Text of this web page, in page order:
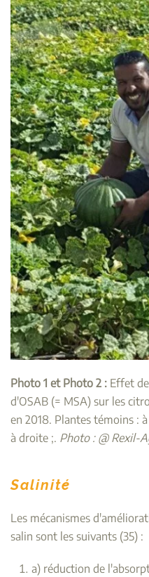
Photo 1 et Photo 2 : Effet
d'OSAB (= MSA) sur les
en 2018. Plantes témoins :
à droite ;. Photo : @ Rexil-
Salinité
Les mécanismes
salin sont les suivants (35) :
a) réduction de